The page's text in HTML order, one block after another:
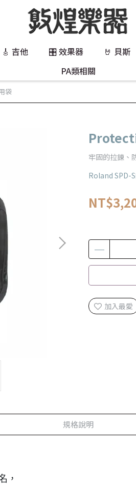
🎸 吉他 🎛️ 效果器 🤘 貝斯
PA類相關
袋
牢固的拉鍊、
Roland SPD-
加入最愛
規格說明
，